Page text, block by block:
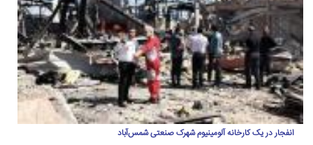
انفجار در یک کارخانه آلومینیوم شهرک صنعتی شمس‌آباد